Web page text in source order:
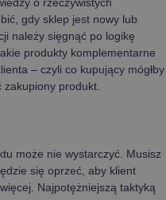
gdy sklep jest nowy lub
należy sięgnąć po logikę
produkty komplementarne
– czyli co kupujący mógłby
zakupiony produkt.
może nie wystarczyć. Musisz
się oprzeć, aby klient
Najpotężniejszą taktyką